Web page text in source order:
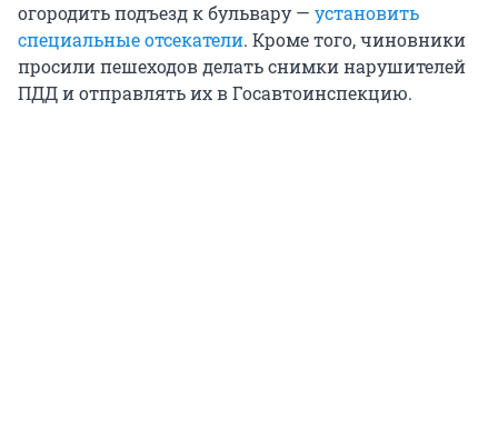
огородить подъезд к бульвару — установить
специальные отсекатели. Кроме того, чиновники
просили пешеходов делать снимки нарушителей
ПДД и отправлять их в Госавтоинспекцию.